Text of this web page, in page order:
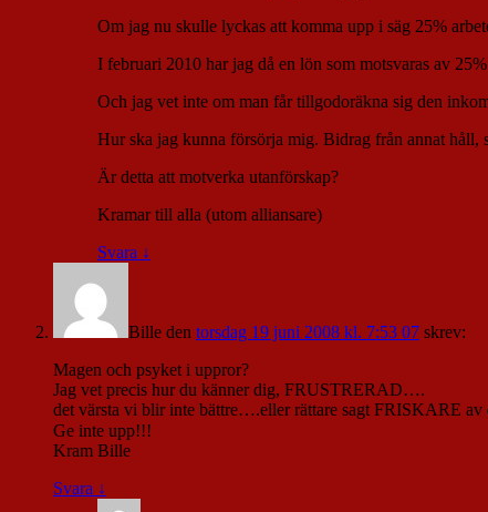
Om jag nu skulle lyckas att komma upp i säg 25%
I februari 2010 har jag då en lön som motsvaras av
Och jag vet inte om man får tillgodoräkna sig den
Hur ska jag kunna försörja mig. Bidrag från annat håll,
Är detta att motverka utanförskap?
Kramar till alla (utom alliansare)
Svara ↓
Bille den torsdag 19 juni 2008 kl. 7:53 07 skrev:
Magen och psyket i uppror?
Jag vet precis hur du känner dig, FRUSTRERAD….
det värsta vi blir inte bättre….eller rättare sagt FRISKARE av
Ge inte upp!!!
Kram Bille
Svara ↓